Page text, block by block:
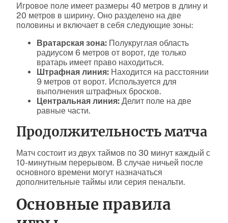
Игровое поле имеет размеры 40 метров в длину и
20 метров в ширину. Оно разделено на две
половины и включает в себя следующие зоны:
Вратарская зона: Полукруглая область
радиусом 6 метров от ворот, где только
вратарь имеет право находиться.
Штрафная линия: Находится на расстоянии
9 метров от ворот. Используется для
выполнения штрафных бросков.
Центральная линия: Делит поле на две
равные части.
Продолжительность матча
Матч состоит из двух таймов по 30 минут каждый с
10-минутным перерывом. В случае ничьей после
основного времени могут назначаться
дополнительные таймы или серия пенальти.
Основные правила